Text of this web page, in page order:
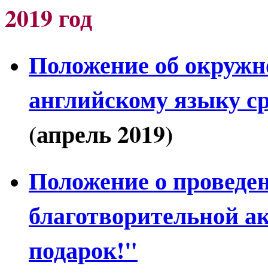
2019 год
Положение об
английскому языку
(апрель 2019)
Положение о
благотворительной
подарок!"